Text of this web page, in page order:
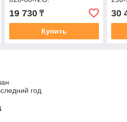
19 730₸
Купить
30
год